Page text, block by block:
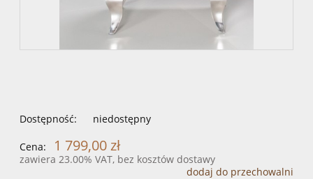
Dostępność: niedostępny
Cena: 1 799,00 zł
zawiera 23.00% VAT, bez kosztów dostawy
dodaj do przechowalni